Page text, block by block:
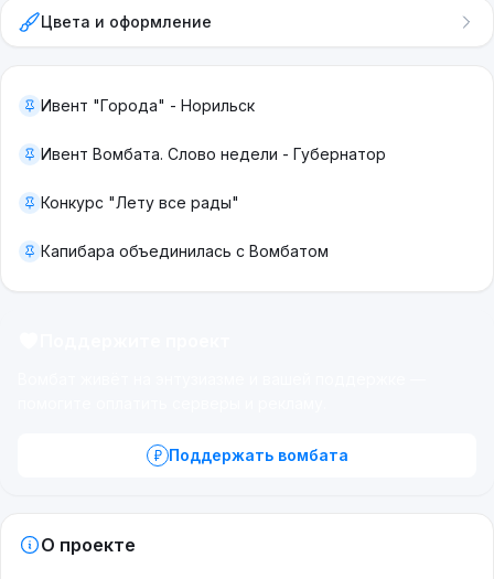
Цвета и оформление
Ивент "Города" - Норильск
Ивент Вомбата. Слово недели - Губернатор
Конкурс "Лету все рады"
Капибара объединилась с Вомбатом
Поддержать вомбата
О проекте